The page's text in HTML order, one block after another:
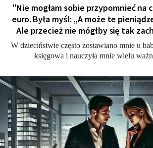
"Nie mogłam sobie przypomnieć na
euro. Była myśl: „A może te
Ale przecież nie mógłby się tak
W dzieciństwie często zostawiano mnie u
księgowa i nauczyła mnie wielu